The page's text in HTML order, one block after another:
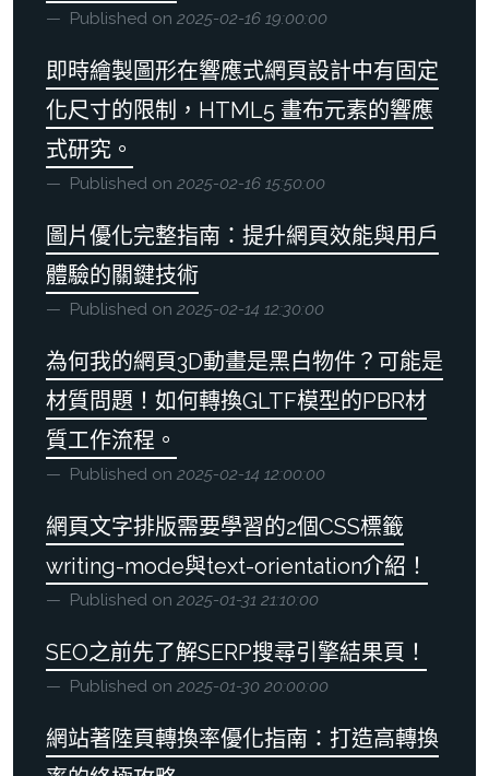
Published on 2025-02-16 19:00:00
即時繪製圖形在響應式網頁設計中有固定
化尺寸的限制，HTML5 畫布元素的響應
式研究。
Published on 2025-02-16 15:50:00
圖片優化完整指南：提升網頁效能與用戶
體驗的關鍵技術
Published on 2025-02-14 12:30:00
為何我的網頁3D動畫是黑白物件？可能是
材質問題！如何轉換GLTF模型的PBR材
質工作流程。
Published on 2025-02-14 12:00:00
網頁文字排版需要學習的2個CSS標籤
writing-mode與text-orientation介紹！
Published on 2025-01-31 21:10:00
SEO之前先了解SERP搜尋引擎結果頁！
Published on 2025-01-30 20:00:00
網站著陸頁轉換率優化指南：打造高轉換